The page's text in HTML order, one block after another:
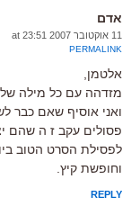
אדם
11 אוקטובר 2007 at 23:51
PERMALINK
אלטמן,
מזדהה עם כל מילה
ואני אוסיף שאם כבר
פסולים עקב ז ה שהם
לפסילת הסרט הטוב
וחופשת קיץ.
REPLY